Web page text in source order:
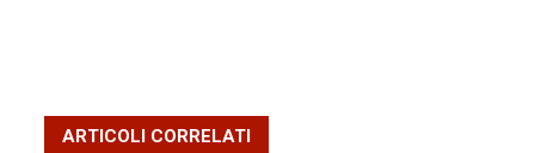
ARTICOLI CORRELATI